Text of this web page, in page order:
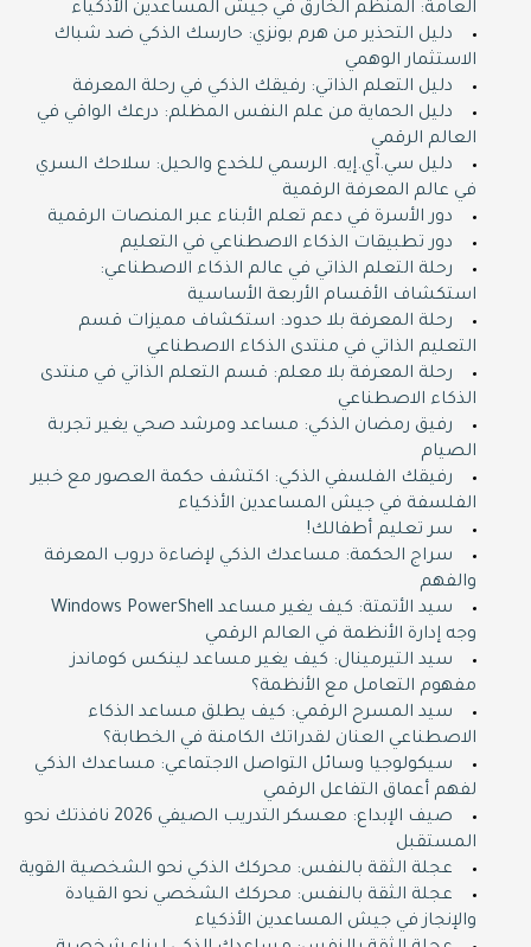
العامة: المنظم الخارق في جيش المساعدين الأذكياء
دليل التحذير من هرم بونزي: حارسك الذكي ضد شباك
الاستثمار الوهمي
دليل التعلم الذاتي: رفيقك الذكي في رحلة المعرفة
دليل الحماية من علم النفس المظلم: درعك الواقي في
العالم الرقمي
دليل سي.آي.إيه. الرسمي للخدع والحيل: سلاحك السري
في عالم المعرفة الرقمية
دور الأسرة في دعم تعلم الأبناء عبر المنصات الرقمية
دور تطبيقات الذكاء الاصطناعي في التعليم
رحلة التعلم الذاتي في عالم الذكاء الاصطناعي:
استكشاف الأقسام الأربعة الأساسية
رحلة المعرفة بلا حدود: استكشاف مميزات قسم
التعليم الذاتي في منتدى الذكاء الاصطناعي
رحلة المعرفة بلا معلم: قسم التعلم الذاتي في منتدى
الذكاء الاصطناعي
رفيق رمضان الذكي: مساعد ومرشد صحي يغير تجربة
الصيام
رفيقك الفلسفي الذكي: اكتشف حكمة العصور مع خبير
الفلسفة في جيش المساعدين الأذكياء
سر تعليم أطفالك!
سراج الحكمة: مساعدك الذكي لإضاءة دروب المعرفة
والفهم
سيد الأتمتة: كيف يغير مساعد Windows PowerShell
وجه إدارة الأنظمة في العالم الرقمي
سيد التيرمينال: كيف يغير مساعد لينكس كوماندز
مفهوم التعامل مع الأنظمة؟
سيد المسرح الرقمي: كيف يطلق مساعد الذكاء
الاصطناعي العنان لقدراتك الكامنة في الخطابة؟
سيكولوجيا وسائل التواصل الاجتماعي: مساعدك الذكي
لفهم أعماق التفاعل الرقمي
صيف الإبداع: معسكر التدريب الصيفي 2026 نافذتك نحو
المستقبل
عجلة الثقة بالنفس: محركك الذكي نحو الشخصية القوية
عجلة الثقة بالنفس: محركك الشخصي نحو القيادة
والإنجاز في جيش المساعدين الأذكياء